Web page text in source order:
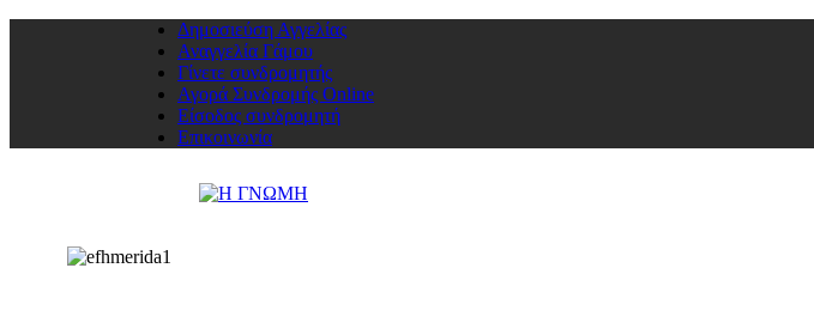
Δημοσιεύση Αγγελίας
Αναγγελία Γάμου
Γίνετε συνδρομητής
Αγορά Συνδρομής Online
Είσοδος συνδρομητή
Επικοινωνία